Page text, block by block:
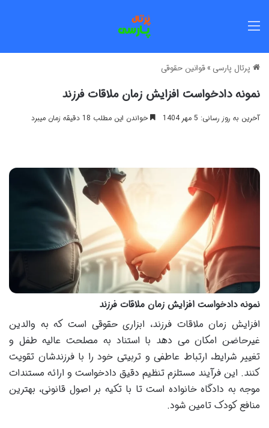
پرتال پارسی »قوانین حقوقی
نمونه دادخواست افزایش زمان ملاقات فرزند
آخرین به روز رسانی: 5 مهر 1404 خواندن این مطلب 18 دقیقه زمان میبرد
نمونه دادخواست افزایش زمان ملاقات فرزند
افزایش زمان ملاقات فرزند، ابزاری حقوقی است که به والدین
غیرحاضن امکان می دهد با استناد به مصلحت عالیه طفل و
تغییر شرایط، ارتباط عاطفی و تربیتی خود را با فرزندشان تقویت
کنند. این فرآیند مستلزم تنظیم دقیق دادخواست و ارائه مستندات
موجه به دادگاه خانواده است تا با تکیه بر اصول قانونی، بهترین
منافع کودک تامین شود.